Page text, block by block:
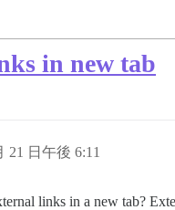
in new tab
21 日午後 6:11
links in a new tab?